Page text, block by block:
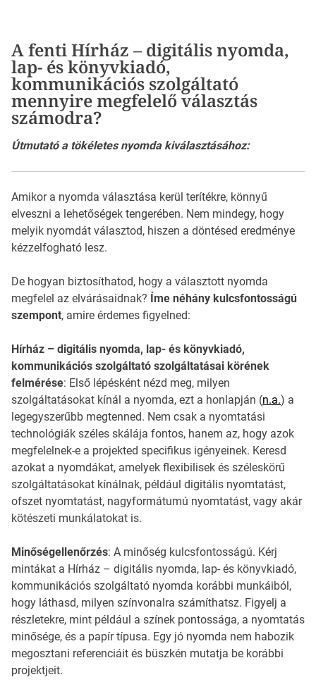
A fenti Hírház – digitális nyomda,
lap- és könyvkiadó,
kommunikációs szolgáltató
mennyire megfelelő választás
számodra?
Útmutató a tökéletes nyomda kiválasztásához:
Amikor a nyomda választása kerül terítékre, könnyű
elveszni a lehetőségek tengerében. Nem mindegy, hogy
melyik nyomdát választod, hiszen a döntésed eredménye
kézzelfogható lesz.
De hogyan biztosíthatod, hogy a választott nyomda
megfelel az elvárásaidnak? Íme néhány kulcsfontosságú
szempont, amire érdemes figyelned:
Hírház – digitális nyomda, lap- és könyvkiadó,
kommunikációs szolgáltató szolgáltatásai körének
felmérése: Első lépésként nézd meg, milyen
szolgáltatásokat kínál a nyomda, ezt a honlapján (n.a.) a
legegyszerűbb megtenned. Nem csak a nyomtatási
technológiák széles skálája fontos, hanem az, hogy azok
megfelelnek-e a projekted specifikus igényeinek. Keresd
azokat a nyomdákat, amelyek flexibilisek és széleskörű
szolgáltatásokat kínálnak, például digitális nyomtatást,
ofszet nyomtatást, nagyformátumú nyomtatást, vagy akár
kötészeti munkálatokat is.
Minőségellenőrzés: A minőség kulcsfontosságú. Kérj
mintákat a Hírház – digitális nyomda, lap- és könyvkiadó,
kommunikációs szolgáltató nyomda korábbi munkáiból,
hogy láthasd, milyen színvonalra számíthatsz. Figyelj a
részletekre, mint például a színek pontossága, a nyomtatás
minősége, és a papír típusa. Egy jó nyomda nem habozik
megosztani referenciáit és büszkén mutatja be korábbi
projektjeit.